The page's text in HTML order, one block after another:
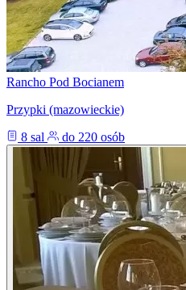
Rancho Pod Bocianem
Przypki (mazowieckie)
8 sal
do 220 osób